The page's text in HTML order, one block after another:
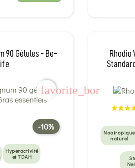
90 Gélules - Be-
-10%
Hyperactivité
et TDAH
favorite_border
Rhodio
Nootropique
naturel